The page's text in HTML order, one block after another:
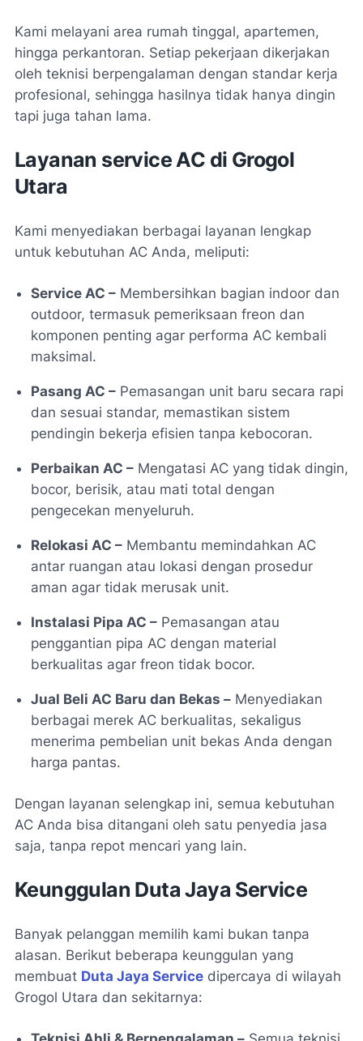
Kami melayani area rumah tinggal, apartemen,
hingga perkantoran. Setiap pekerjaan dikerjakan
oleh teknisi berpengalaman dengan standar kerja
profesional, sehingga hasilnya tidak hanya dingin
tapi juga tahan lama.
Layanan service AC di Grogol
Utara
Kami menyediakan berbagai layanan lengkap
untuk kebutuhan AC Anda, meliputi:
Service AC – Membersihkan bagian indoor dan
outdoor, termasuk pemeriksaan freon dan
komponen penting agar performa AC kembali
maksimal.
Pasang AC – Pemasangan unit baru secara rapi
dan sesuai standar, memastikan sistem
pendingin bekerja efisien tanpa kebocoran.
Perbaikan AC – Mengatasi AC yang tidak dingin,
bocor, berisik, atau mati total dengan
pengecekan menyeluruh.
Relokasi AC – Membantu memindahkan AC
antar ruangan atau lokasi dengan prosedur
aman agar tidak merusak unit.
Instalasi Pipa AC – Pemasangan atau
penggantian pipa AC dengan material
berkualitas agar freon tidak bocor.
Jual Beli AC Baru dan Bekas – Menyediakan
berbagai merek AC berkualitas, sekaligus
menerima pembelian unit bekas Anda dengan
harga pantas.
Dengan layanan selengkap ini, semua kebutuhan
AC Anda bisa ditangani oleh satu penyedia jasa
saja, tanpa repot mencari yang lain.
Keunggulan Duta Jaya Service
Banyak pelanggan memilih kami bukan tanpa
alasan. Berikut beberapa keunggulan yang
membuat Duta Jaya Service dipercaya di wilayah
Grogol Utara dan sekitarnya: